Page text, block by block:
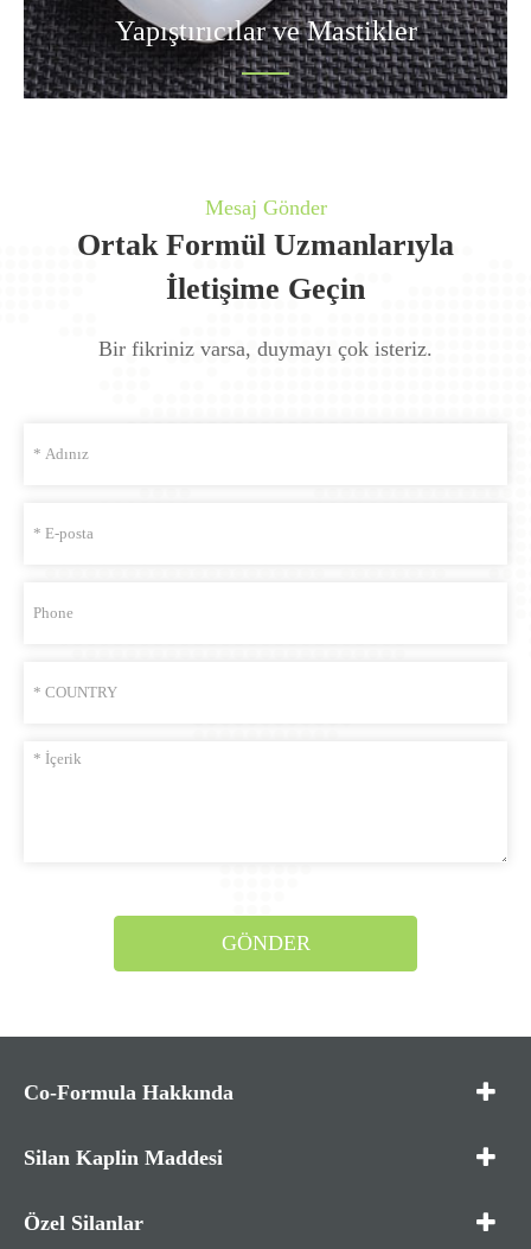
Yapıştırıcılar ve Mastikler
Mesaj Gönder
Ortak Formül Uzmanlarıyla
İletişime Geçin
Bir fikriniz varsa, duymayı çok isteriz.
GÖNDER
Co-Formula Hakkında
Silan Kaplin Maddesi
Özel Silanlar